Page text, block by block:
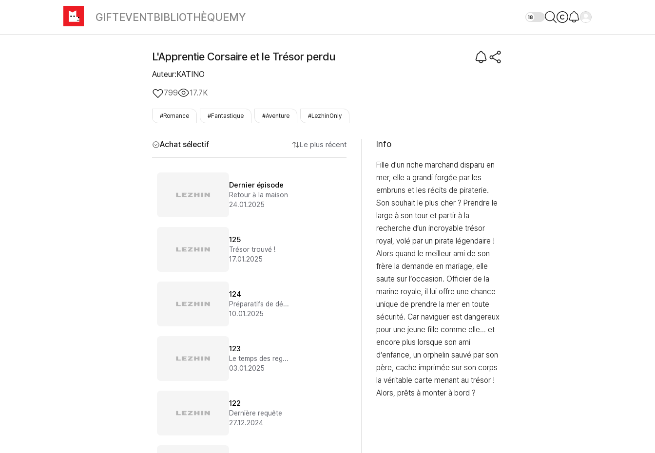
L'Apprentie Corsaire et le Trésor perdu
GIFTEVENTBIBLIOTHÈQUEMY
L'Apprentie Corsaire et le Trésor perdu
Auteur:KATINO
799
17.7K
#Romance #Fantastique #Aventure #LezhinOnly
Achat sélectif Le plus récent
Dernier épisode
Retour à la maison
24.01.2025
125
Trésor trouvé !
17.01.2025
124
Préparatifs de départ
10.01.2025
123
Le temps des regrets
03.01.2025
122
Dernière requête
27.12.2024
Info
Fille d'un riche marchand disparu en
mer, elle a grandi forgée par les
embruns et les récits de piraterie.
Son souhait le plus cher ? Prendre le
large à son tour et partir à la
recherche d’un incroyable trésor
royal, volé par un pirate légendaire !
Alors quand le meilleur ami de son
frère la demande en mariage, elle
saute sur l’occasion. Officier de la
marine royale, il lui offre une chance
unique de prendre la mer en toute
sécurité. Car naviguer est dangereux
pour une jeune fille comme elle… et
encore plus lorsque son ami
d’enfance, un orphelin sauvé par son
père, cache imprimée sur son corps
la véritable carte menant au trésor !
Alors, prêts à monter à bord ?